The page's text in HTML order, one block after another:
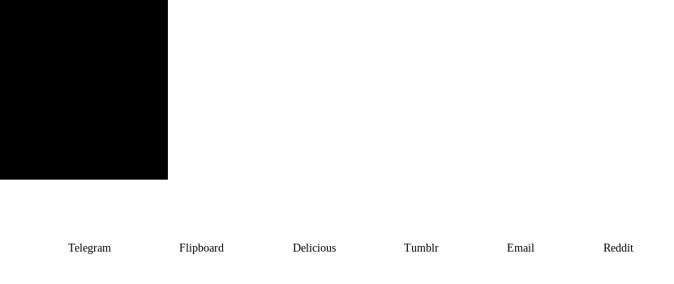
Telegram Flipboard Delicious Tumblr Email Reddit